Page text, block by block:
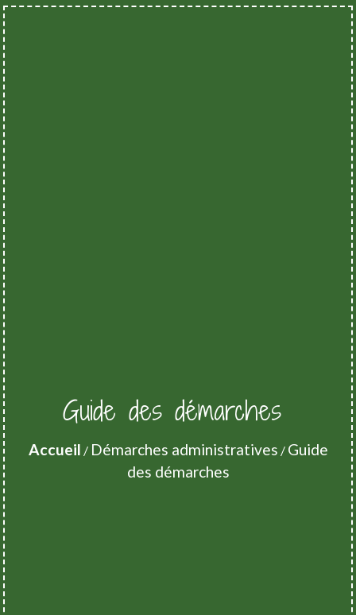
Guide des démarches
Accueil / Démarches administratives / Guide
des démarches